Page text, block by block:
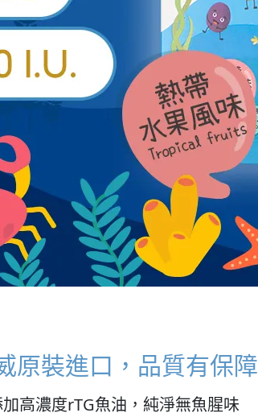
原裝進口，品質有保障
高濃度rTG魚油，純淨無魚腥味